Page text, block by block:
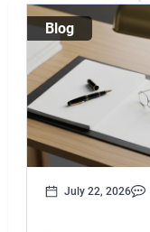
Blog
July 22, 2026